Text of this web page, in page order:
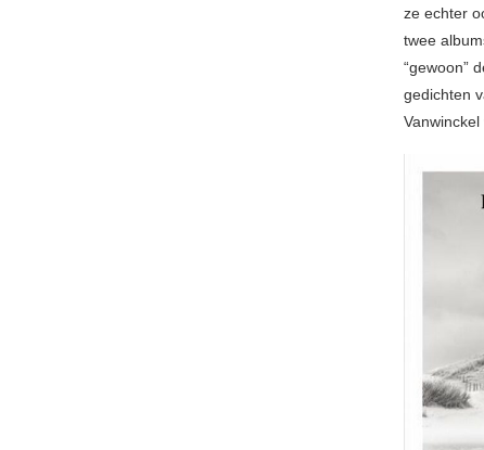
ze echter
twee
“gewoon”
gedichten